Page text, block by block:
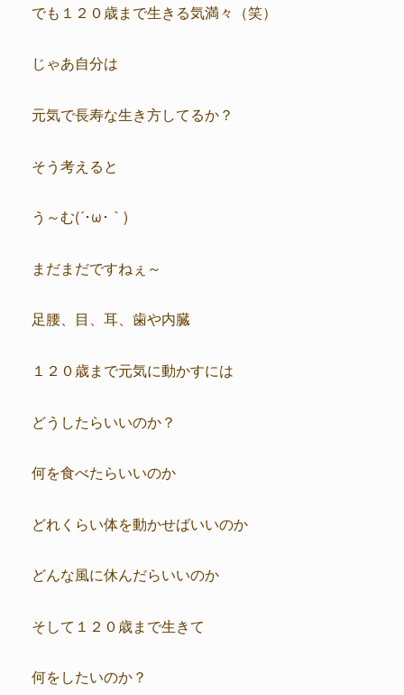
でも１２０歳まで生きる気満々（笑）
じゃあ自分は
元気で長寿な生き方してるか？
そう考えると
う～む(´･ω･｀)
まだまだですねぇ～
足腰、目、耳、歯や内臓
１２０歳まで元気に動かすには
どうしたらいいのか？
何を食べたらいいのか
どれくらい体を動かせばいいのか
どんな風に休んだらいいのか
そして１２０歳まで生きて
何をしたいのか？